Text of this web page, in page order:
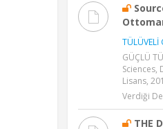
TÜLÜVELİ
GÜÇLÜ
Lisans,
Verdiği
THE